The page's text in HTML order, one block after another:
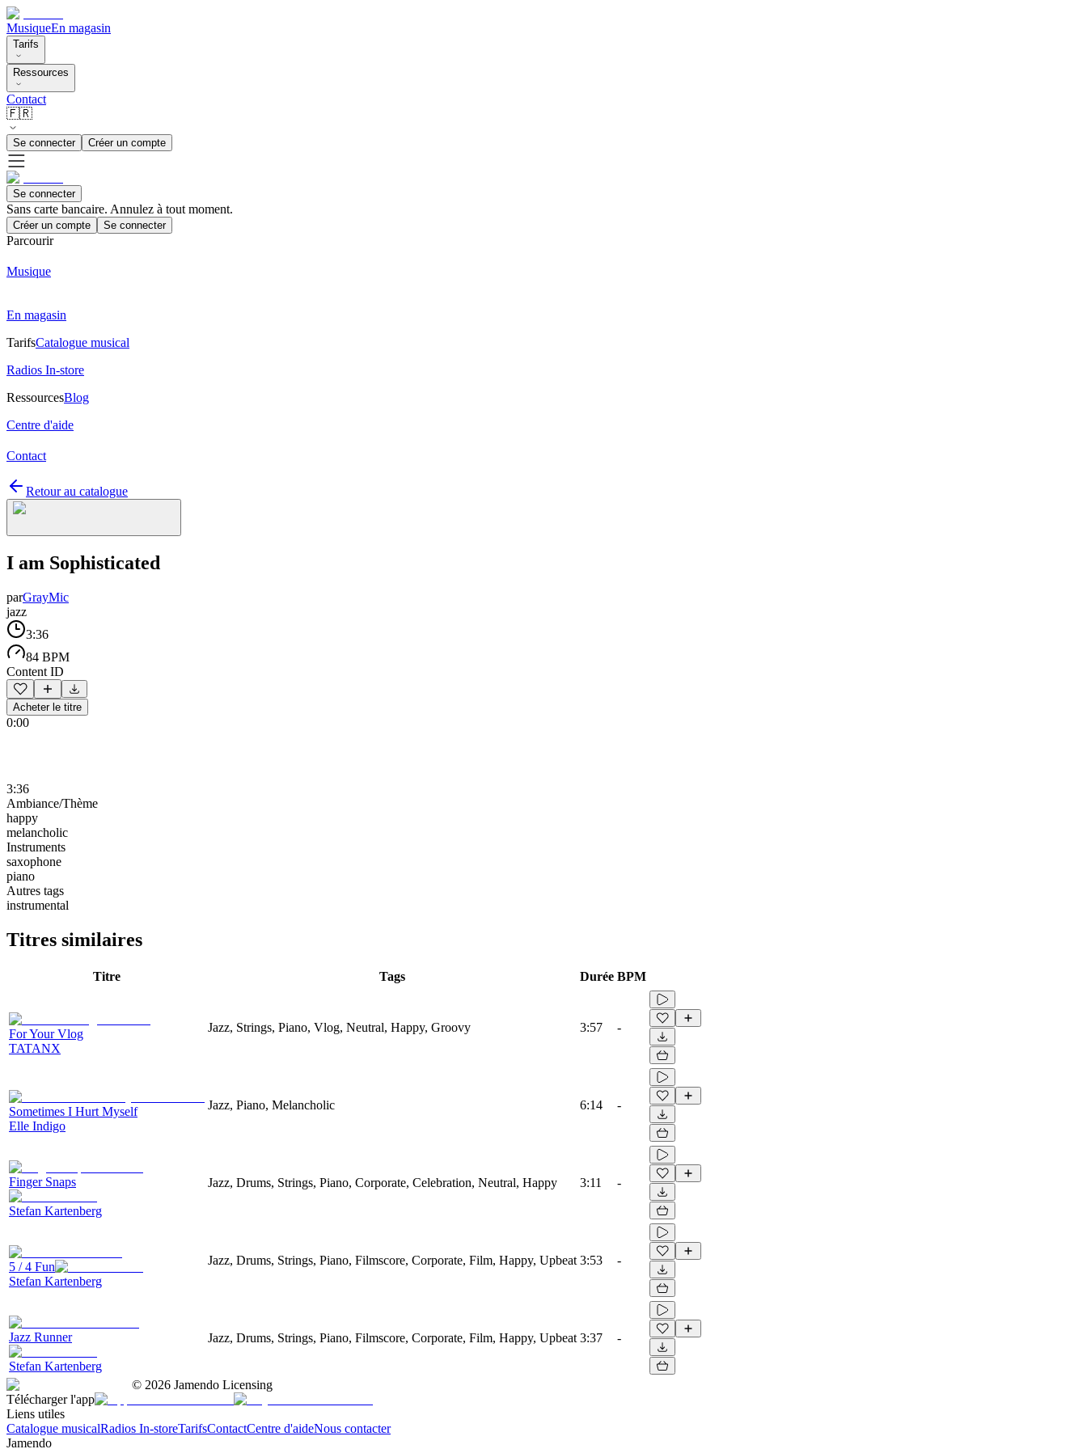
MusiqueEn magasin
Tarifs
Ressources
Contact
🇫🇷
Se connecter Créer un compte
Se connecter
Sans carte bancaire. Annulez à tout moment.
Créer un compte Se connecter
Parcourir
Musique
En magasin
TarifsCatalogue musical
Radios In-store
RessourcesBlog
Centre d'aide
Contact
Retour au catalogue
I am Sophisticated
parGrayMic
jazz
3:36
84 BPM
Content ID
Acheter le titre
0:00
3:36
Ambiance/Thème
happy
melancholic
Instruments
saxophone
piano
Autres tags
instrumental
Titres similaires
Titre Tags Durée BPM
For Your Vlog
TATANX
Jazz, Strings, Piano, Vlog, Neutral, Happy, Groovy 3:57 -
Sometimes I Hurt Myself
Elle Indigo
Jazz, Piano, Melancholic 6:14 -
Finger Snaps
Stefan Kartenberg
Jazz, Drums, Strings, Piano, Corporate, Celebration, Neutral, Happy 3:11 -
5 / 4 Fun
Stefan Kartenberg
Jazz, Drums, Strings, Piano, Filmscore, Corporate, Film, Happy, Upbeat 3:53 -
Jazz Runner
Stefan Kartenberg
Jazz, Drums, Strings, Piano, Filmscore, Corporate, Film, Happy, Upbeat 3:37 -
© 2026 Jamendo Licensing
Télécharger l'app
Liens utiles
Catalogue musicalRadios In-storeTarifsContactCentre d'aideNous contacter
Jamendo